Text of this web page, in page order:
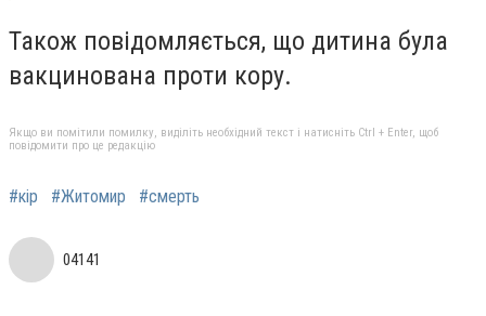
Також повідомляється, що дитина була
вакцинована проти кору.
Якщо ви помітили помилку, виділіть необхідний текст і натисніть Ctrl + Enter, щоб
повідомити про це редакцію
#кір #Житомир #смерть
04141